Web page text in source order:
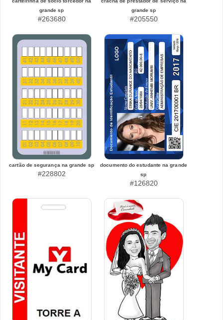
grande sp
#263680
grande sp
#205550
cartão de segurança na grande sp
#228802
documento do estudante na grande
sp
#126820